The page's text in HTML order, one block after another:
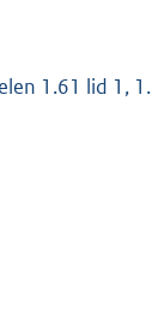
1.61 lid 1,